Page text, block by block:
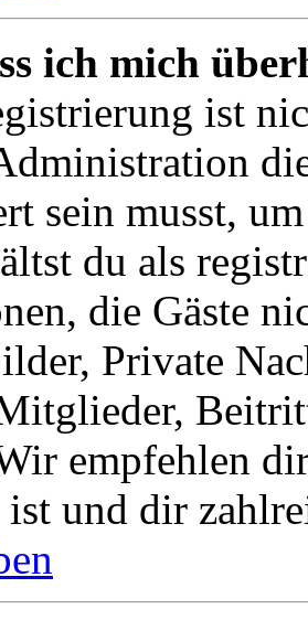
ich mich
ist
sein musst,
du als
die Gäste
Private
empfehlen
und dir